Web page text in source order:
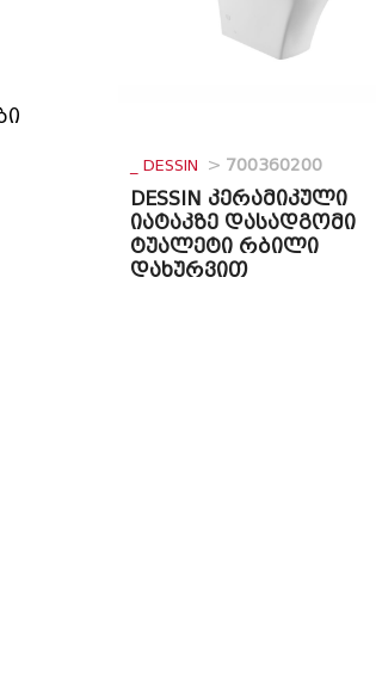
_ DESSIN > 700360200
DESSIN კერამიკული
იატაკზე დასადგომი
ტუალეტი რბილი
დახურვით